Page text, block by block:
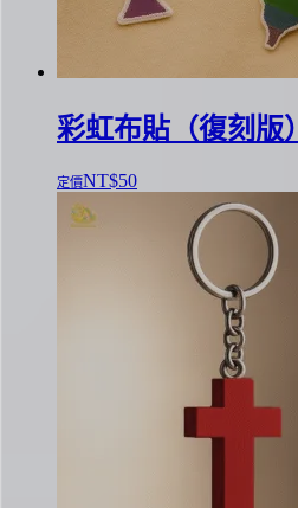
彩虹布貼（復刻版）
NT$50